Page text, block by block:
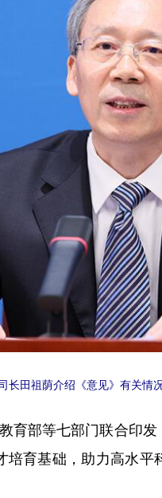
长田祖荫介绍《意见》有关情
部等七部门联合印发
培育基础，助力高水